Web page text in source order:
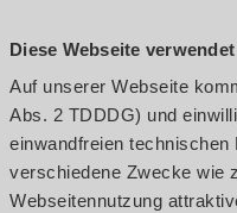
Diese Webseite
Auf unserer Webseite
Abs. 2 TDDDG) und
einwandfreien
verschiedene Zwecke wie
Webseitennutzung